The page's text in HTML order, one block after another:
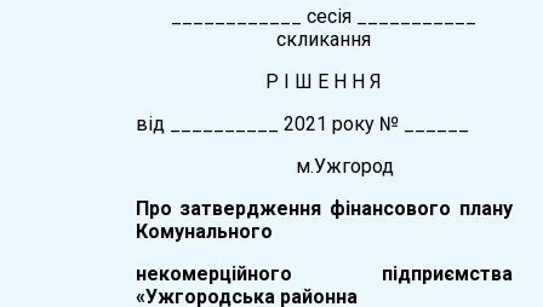
____________ сесія ___________
скликання
Р І Ш Е Н Н Я
вiд __________ 2021 року № ______
м.Ужгород
Про затвердження фінансового плану
Комунального
некомерційного підприємства
«Ужгородська районна